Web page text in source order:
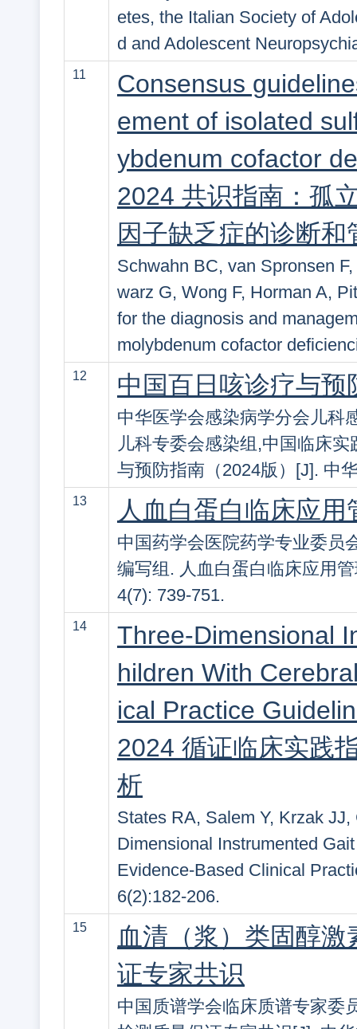
etes, the Italian Society of
d and Adolescent
11
Consensus
ement of isolated
ybdenum cofactor
2024 共识指南：孤
因子缺乏症的诊断和
Schwahn BC, van Spronsen
warz G, Wong F, Horman A,
for the diagnosis and
molybdenum cofactor
12 中国百日咳诊疗与
中华医学会感染病学分会儿科
儿科专委会感染组,中国临床
与预防指南（2024版）[J]. 中
13 人血白蛋白临床应
中国药学会医院药学专业委员
编写组. 人血白蛋白临床应用
4(7): 739-751.
14
Three-Dimensional
hildren With
ical Practice
2024 循证临床实践
析
States RA, Salem Y, Krzak
Dimensional Instrumented
Evidence-Based Clinical
6(2):182-206.
15
血清（浆）类固醇
证专家共识
中国质谱学会临床质谱专家委